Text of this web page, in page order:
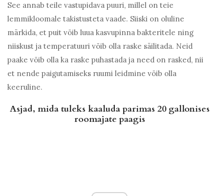
See annab teile vastupidava puuri, millel on teie
lemmikloomale takistusteta vaade. Siiski on oluline
märkida, et puit võib luua kasvupinna bakteritele ning
niiskust ja temperatuuri võib olla raske säilitada. Neid
paake võib olla ka raske puhastada ja need on rasked, nii
et nende paigutamiseks ruumi leidmine võib olla
keeruline.
Asjad, mida tuleks kaaluda parimas 20 gallonises
roomajate paagis